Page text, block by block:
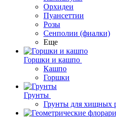
Орхидеи
Пуансеттии
Розы
Сенполии (фиалки)
Еще
Горшки и кашпо
Кашпо
Горшки
Грунты
Грунты для хищных